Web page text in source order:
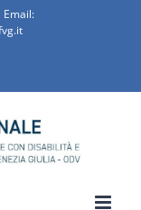
Email: